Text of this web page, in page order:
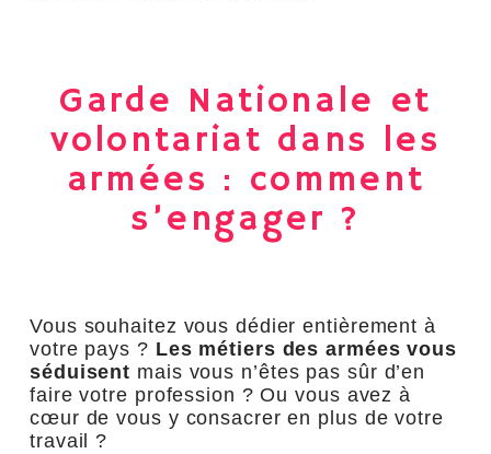
Garde Nationale et
volontariat dans les
armées : comment
s’engager ?
Vous souhaitez vous dédier entièrement à
votre pays ? Les métiers des armées vous
séduisent mais vous n’êtes pas sûr d’en
faire votre profession ? Ou vous avez à
cœur de vous y consacrer en plus de votre
travail ?